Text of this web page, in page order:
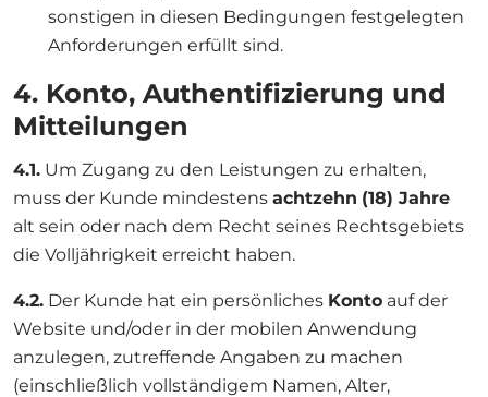
sonstigen in diesen Bedingungen festgelegten
Anforderungen erfüllt sind.
4. Konto, Authentifizierung und
Mitteilungen
4.1. Um Zugang zu den Leistungen zu erhalten,
muss der Kunde mindestens achtzehn (18) Jahre
alt sein oder nach dem Recht seines Rechtsgebiets
die Volljährigkeit erreicht haben.
4.2. Der Kunde hat ein persönliches Konto auf der
Website und/oder in der mobilen Anwendung
anzulegen, zutreffende Angaben zu machen
(einschließlich vollständigem Namen, Alter,